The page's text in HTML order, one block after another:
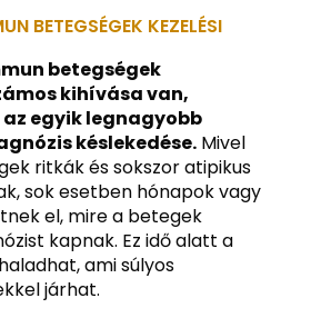
BETEGSÉGEK KEZELÉSI
betegségek
kihívása van,
egyik legnagyobb
késlekedése.Mivel
ritkák és sokszor atipikus
sok esetben hónapok vagy
el, mire a betegek
kapnak. Ez idő alatt a
ami súlyos
járhat.